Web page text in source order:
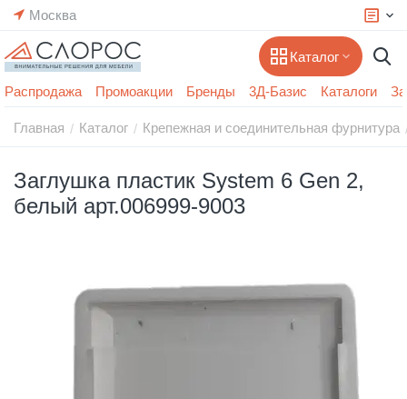
Москва
Каталог
Распродажа Промоакции Бренды 3Д-Базис Каталоги
Главная / Каталог / Крепежная и соединительная фурнитура
Заглушка пластик System 6 Gen 2,
белый арт.006999-9003